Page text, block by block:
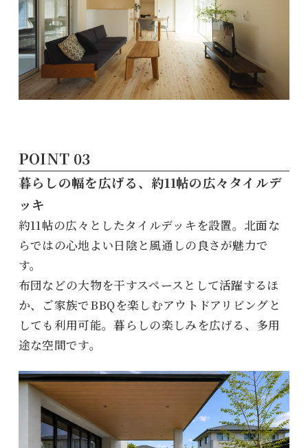
暮らしの幅を広げる、約11帖の広々タイルデ
ッキ
約11帖の広々としたタイルデッキを設置。北面な
らではの心地よい日陰と風通しの良さが魅力で
す。
布団などの大物を干すスペースとして活躍するほ
か、ご家族でBBQを楽しむアウトドアリビングと
しても利用可能。暮らしの楽しみを広げる、多用
途な空間です。